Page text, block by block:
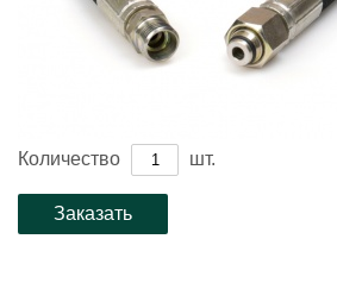
Количество шт.